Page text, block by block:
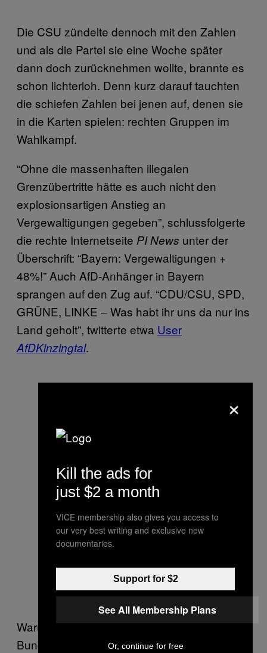
Die CSU zündelte dennoch mit den Zahlen
und als die Partei sie eine Woche später
dann doch zurücknehmen wollte, brannte es
schon lichterloh. Denn kurz darauf tauchten
die schiefen Zahlen bei jenen auf, denen sie
in die Karten spielen: rechten Gruppen im
Wahlkampf.
“Ohne die massenhaften illegalen
Grenzübertritte hätte es auch nicht den
explosionsartigen Anstieg an
Vergewaltigungen gegeben”, schlussfolgerte
die rechte Internetseite PI News unter der
Überschrift: “Bayern: Vergewaltigungen +
48%!” Auch AfD-Anhänger in Bayern
sprangen auf den Zug auf. “CDU/CSU, SPD,
GRÜNE, LINKE – Was habt ihr uns da nur ins
Land geholt”, twitterte etwa User
AfDKinzingtal.
Warum verbreitet die CSU so kurz vor der
Bundestagswahl diese Zahlen, von denen
×
Kill the ads for
just $2 a month
VICE membership also gives you access to
our very best writing and exclusive new
documentaries.
Support for $2
See All Membership Plans
Or, continue for free